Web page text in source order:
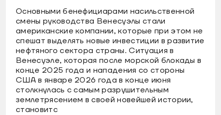
Основными бенефициарами насильственной
смены руководства Венесуэлы стали
американские компании, которые при этом не
спешат выделять новые инвестиции в развитие
нефтяного сектора страны. Ситуация в
Венесуэле, которая после морской блокады в
конце 2025 года и нападения со стороны
США в январе 2026 года в конце июня
столкнулась с самым разрушительным
землетрясением в своей новейшей истории,
становитс